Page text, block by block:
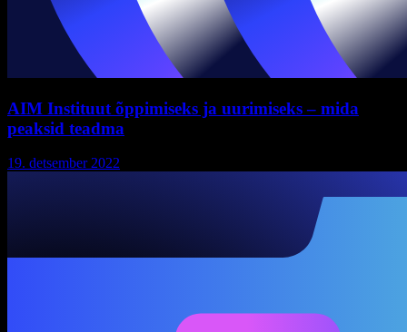
AIM Instituut õppimiseks ja uurimiseks – mida
peaksid teadma
19. detsember 2022